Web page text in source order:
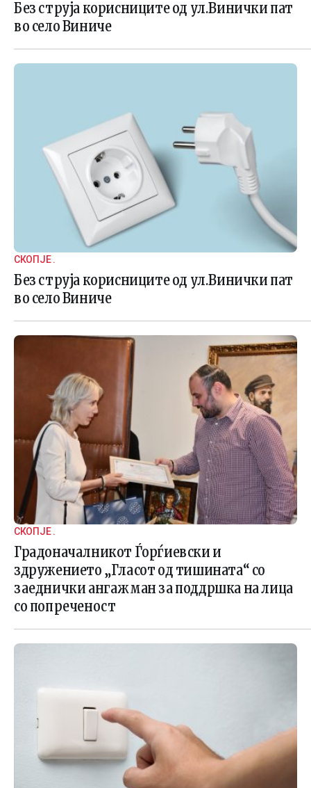
Без струја корисниците од ул.Винички пат
во село Виниче
СКОПЈЕ .
Без струја корисниците од ул.Винички пат
во село Виниче
СКОПЈЕ .
Градоначалникот Ѓорѓиевски и
здружението „Гласот од тишината“ со
заеднички ангажман за поддршка на лица
со попреченост